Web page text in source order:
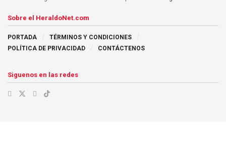
Sobre el HeraldoNet.com
PORTADA
TÉRMINOS Y CONDICIONES
POLÍTICA DE PRIVACIDAD
CONTÁCTENOS
Siguenos en las redes